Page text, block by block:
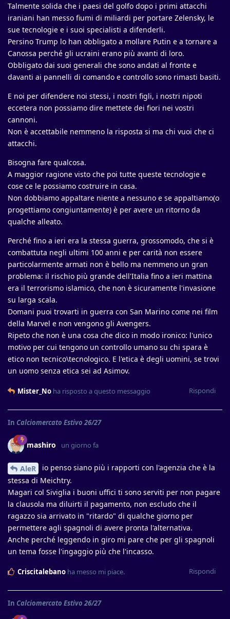
Talmente solida che i paesi del golfo dopo i primi attacchi
iraniani han messo fiumi di miliardi per portare Zelensky, le
sue tecnologie e i suoi specialisti a difenderli.
Persino Trump lo han obbligato a mollare Putin e a tornare a
Canossa perché gli ucraini erano più avanti di loro.
Obbligato dai suoi generali che sono andati al fronte e
davanti ai pannelli di comando e controllo sono rimasti basiti.
E noi per difendere noi stessi, i nostri figli, i nostri nipoti
eccetera non possiamo dire mettete dei fiori nei vostri
cannoni.
Non è accettabile nemmeno la risposta si ma chi vuoi che ci
attacchi.
Bisogna fare qualcosa.
A maggior ragione visto che poi tutte queste tecnologie e
cose ce le possiamo costruire in casa.
Non dobbiamo appaltare niente a nessuno e se appaltiamo(o
progettiamo congiuntamente) è per avere un ritorno da
qualche alleato.
Perché fino a ieri era la stessa guerra, grossomodo, che si è
combattuta negli ultimi 100 anni e per carità non essere
particolarmente armati non è bello ma nemmeno un gran
problema: il rischio più grande dell'Italia fino a ieri mattina
era il terrorismo islamico, che non è sicuramente l'invasione
su larga scala.
Domani puoi trovarti in guerra con San Marino come nei film
della Marvel e non vengono gli Avengers.
Ripeto che non è una cosa che dico in modo ironico: l'unico
motivo per cui tengono un controllo umano su chi spara è
etico non tecnico\tecnologico. E l'etica è degli uomini, se trovi
un uomo senza etica sei ad Asimov.
Rispondi
Mister_No ha risposto a questo messaggio
In Calciomercato Estivo 26/27
mashiro un giorno fa
AleR
io penso siano più i rapporti con l'agenzia che è la
stessa di Meichtry.
Magari col Siviglia i buoni uffici ti sono serviti per non pagare
la clausola ma diluirti il pagamento, non escludo che il
ragazzo sia arrivato in "ritardo" di qualche giorno per
permettere agli spagnoli di avere pronta l'alternativa.
Anche perché leggendo in giro mi pare che per gli spagnoli
un tema fosse l'ingaggio più che l'incasso.
Rispondi
Criscitalebano ha messo mi piace.
In Calciomercato Estivo 26/27